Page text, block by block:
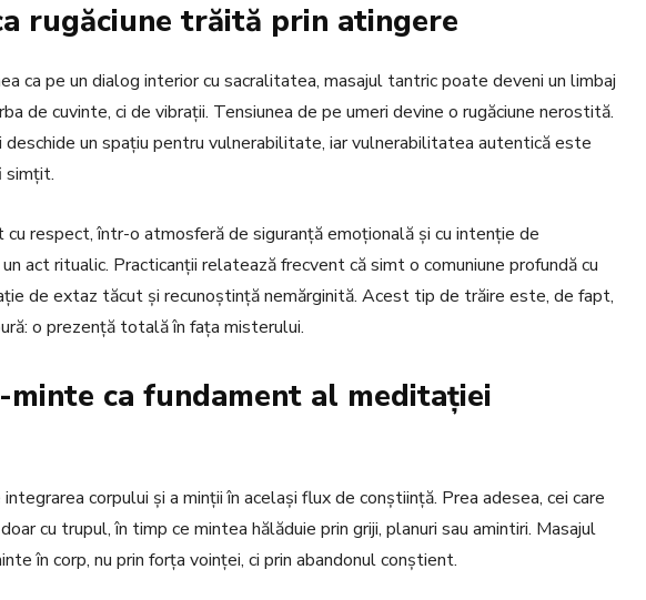
rugăciune trăită prin atingere
ca pe un dialog interior cu sacralitatea, masajul tantric poate deveni un limbaj
de cuvinte, ci de vibrații. Tensiunea de pe umeri devine o rugăciune nerostită.
deschide un spațiu pentru vulnerabilitate, iar vulnerabilitatea autentică este
simțit.
respect, într-o atmosferă de siguranță emoțională și cu intenție de
act ritualic. Practicanții relatează frecvent că simt o comuniune profundă cu
de extaz tăcut și recunoștință nemărginită. Acest tip de trăire este, de fapt,
o prezență totală în fața misterului.
minte ca fundament al meditației
corpului și a minții în același flux de conștiință. Prea adesea, cei care
cu trupul, în timp ce mintea hălăduie prin griji, planuri sau amintiri. Masajul
în corp, nu prin forța voinței, ci prin abandonul conștient.